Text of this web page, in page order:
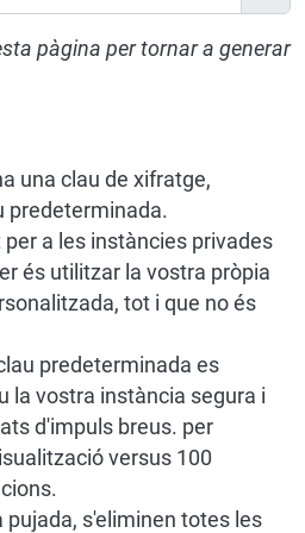
pàgina per tornar a generar
una clau de xifratge,
predeterminada.
a les instàncies privades
és utilitzar la vostra pròpia
tot i que no és
predeterminada es
la vostra instància segura i
d'impuls breus. per
versus 100
pujada, s'eliminen totes les